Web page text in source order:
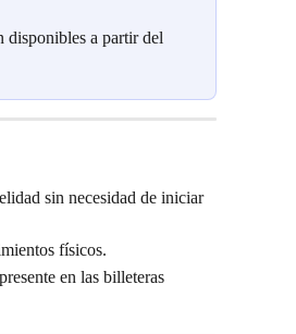
disponibles a partir del
sin necesidad de iniciar
físicos.
en las billeteras